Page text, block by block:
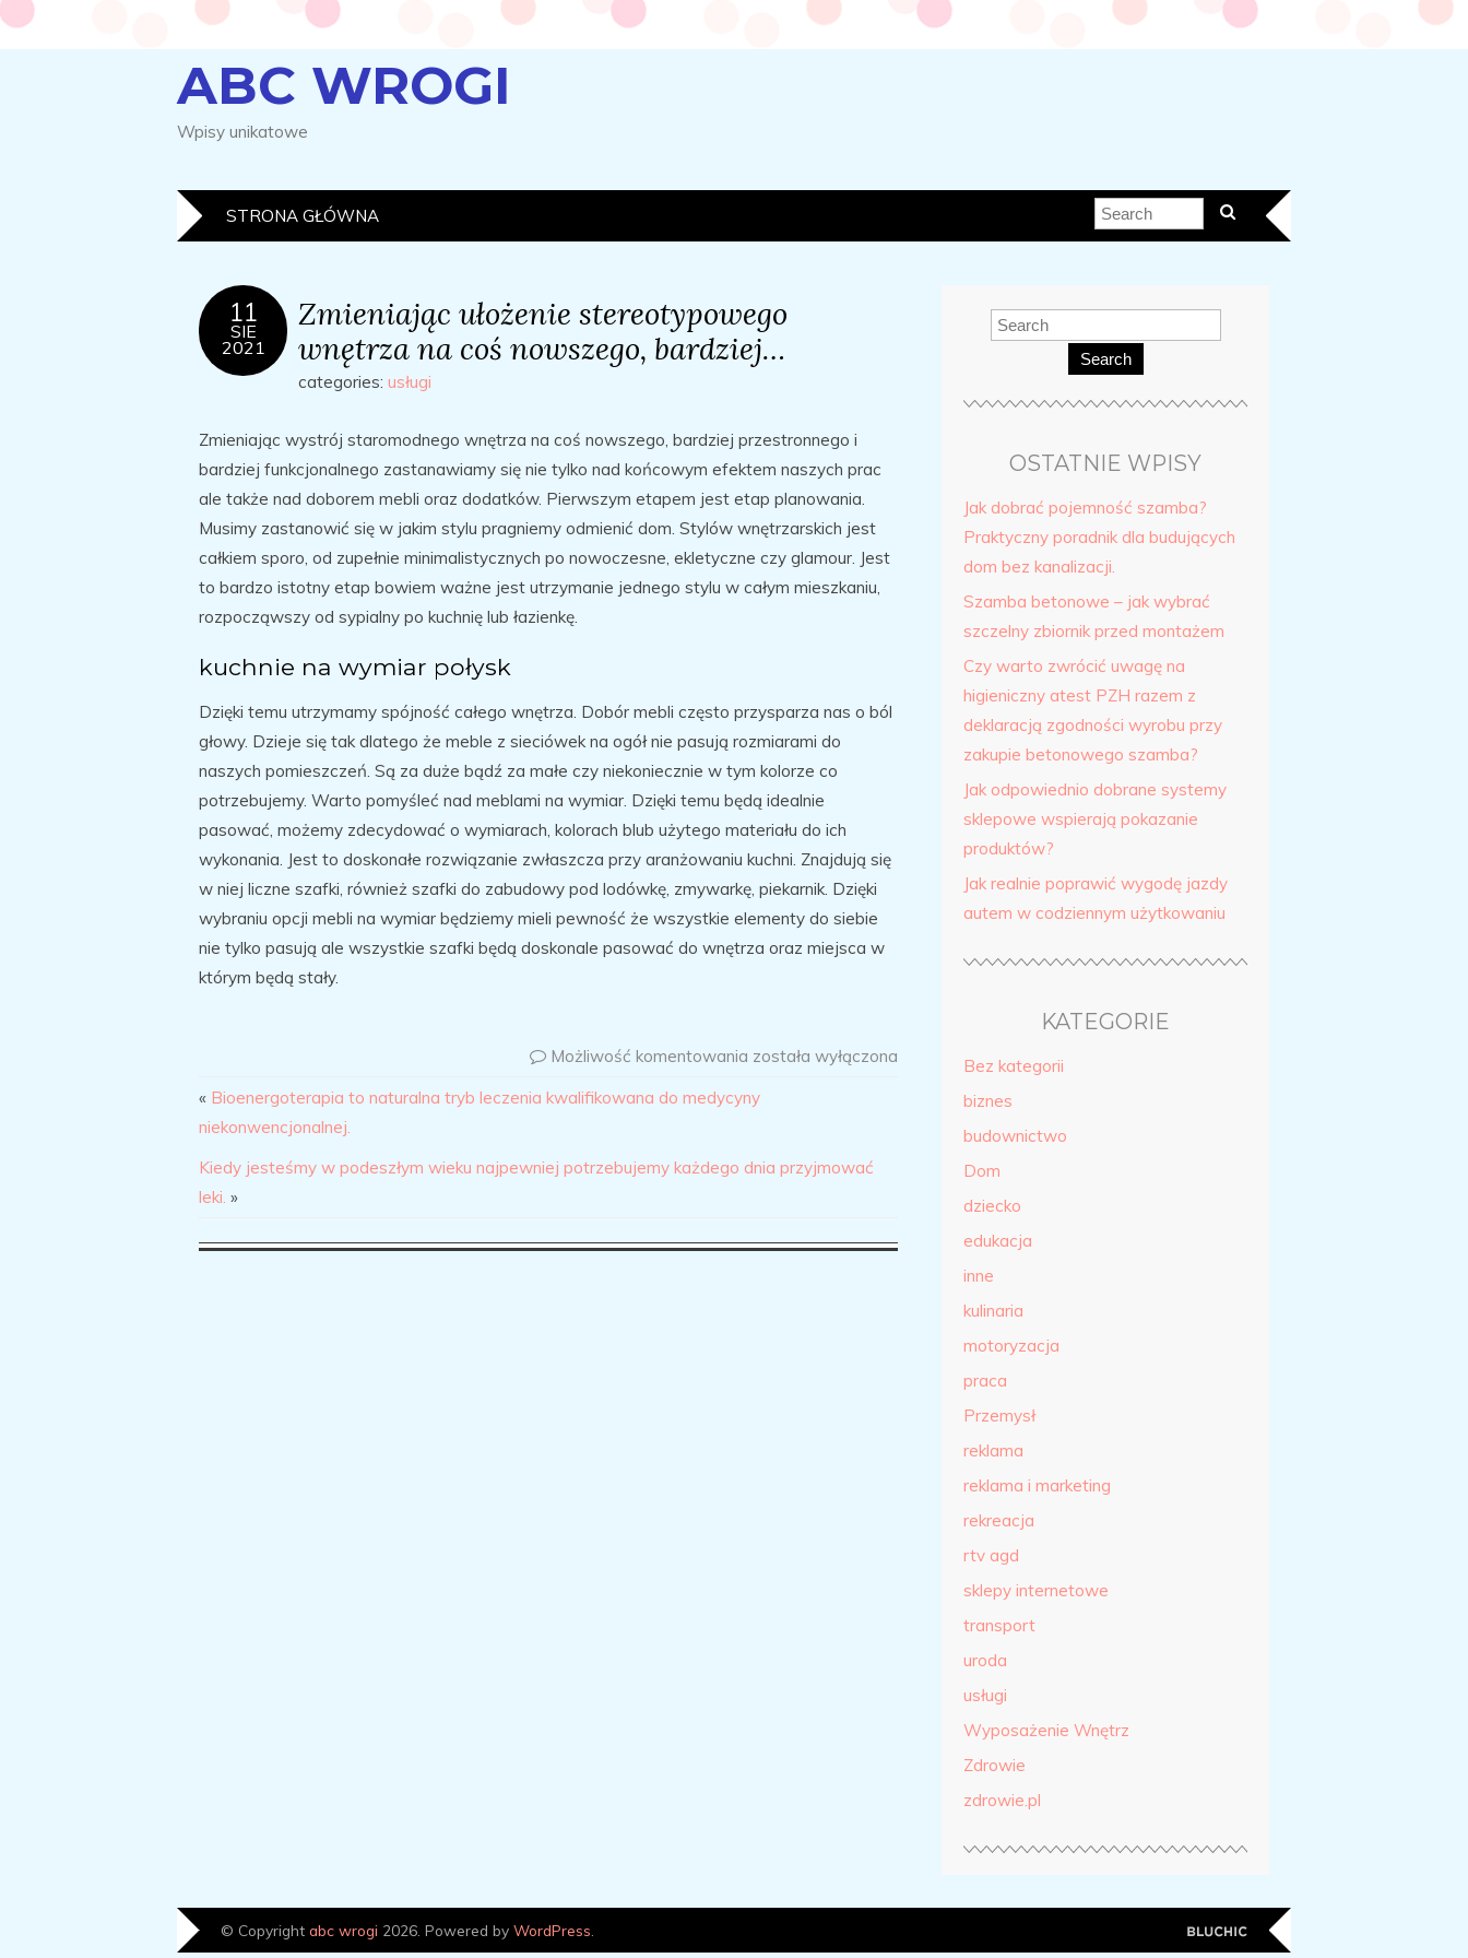
ABC WROGI
Wpisy unikatowe
STRONA GŁÓWNA
11
SIE
2021
Zmieniając ułożenie stereotypowego
wnętrza na coś nowszego, bardziej…
categories: usługi
Zmieniając wystrój staromodnego wnętrza na coś nowszego, bardziej przestronnego i
bardziej funkcjonalnego zastanawiamy się nie tylko nad końcowym efektem naszych prac
ale także nad doborem mebli oraz dodatków. Pierwszym etapem jest etap planowania.
Musimy zastanowić się w jakim stylu pragniemy odmienić dom. Stylów wnętrzarskich jest
całkiem sporo, od zupełnie minimalistycznych po nowoczesne, ekletyczne czy glamour. Jest
to bardzo istotny etap bowiem ważne jest utrzymanie jednego stylu w całym mieszkaniu,
rozpocząwszy od sypialny po kuchnię lub łazienkę.
kuchnie na wymiar połysk
Dzięki temu utrzymamy spójność całego wnętrza. Dobór mebli często przysparza nas o ból
głowy. Dzieje się tak dlatego że meble z sieciówek na ogół nie pasują rozmiarami do
naszych pomieszczeń. Są za duże bądź za małe czy niekoniecznie w tym kolorze co
potrzebujemy. Warto pomyśleć nad meblami na wymiar. Dzięki temu będą idealnie
pasować, możemy zdecydować o wymiarach, kolorach blub użytego materiału do ich
wykonania. Jest to doskonałe rozwiązanie zwłaszcza przy aranżowaniu kuchni. Znajdują się
w niej liczne szafki, również szafki do zabudowy pod lodówkę, zmywarkę, piekarnik. Dzięki
wybraniu opcji mebli na wymiar będziemy mieli pewność że wszystkie elementy do siebie
nie tylko pasują ale wszystkie szafki będą doskonale pasować do wnętrza oraz miejsca w
którym będą stały.
Możliwość komentowania została wyłączona
« Bioenergoterapia to naturalna tryb leczenia kwalifikowana do medycyny
niekonwencjonalnej.
Kiedy jesteśmy w podeszłym wieku najpewniej potrzebujemy każdego dnia przyjmować
leki. »
Search
OSTATNIE WPISY
Jak dobrać pojemność szamba?
Praktyczny poradnik dla budujących
dom bez kanalizacji.
Szamba betonowe – jak wybrać
szczelny zbiornik przed montażem
Czy warto zwrócić uwagę na
higieniczny atest PZH razem z
deklaracją zgodności wyrobu przy
zakupie betonowego szamba?
Jak odpowiednio dobrane systemy
sklepowe wspierają pokazanie
produktów?
Jak realnie poprawić wygodę jazdy
autem w codziennym użytkowaniu
KATEGORIE
Bez kategorii
biznes
budownictwo
Dom
dziecko
edukacja
inne
kulinaria
motoryzacja
praca
Przemysł
reklama
reklama i marketing
rekreacja
rtv agd
sklepy internetowe
transport
uroda
usługi
Wyposażenie Wnętrz
Zdrowie
zdrowie.pl
© Copyright abc wrogi 2026. Powered by WordPress